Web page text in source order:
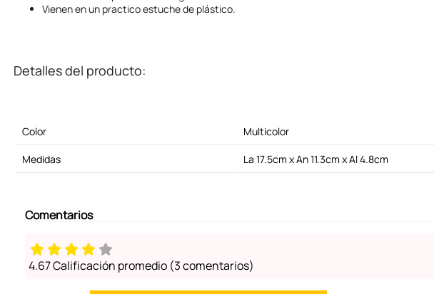
Vienen en un practico estuche de plástico.
Detalles del producto:
Color Multicolor
Medidas La 17.5cm x An 11.3cm x Al 4.8cm
Comentarios
4.67 Calificación promedio (3 comentarios)